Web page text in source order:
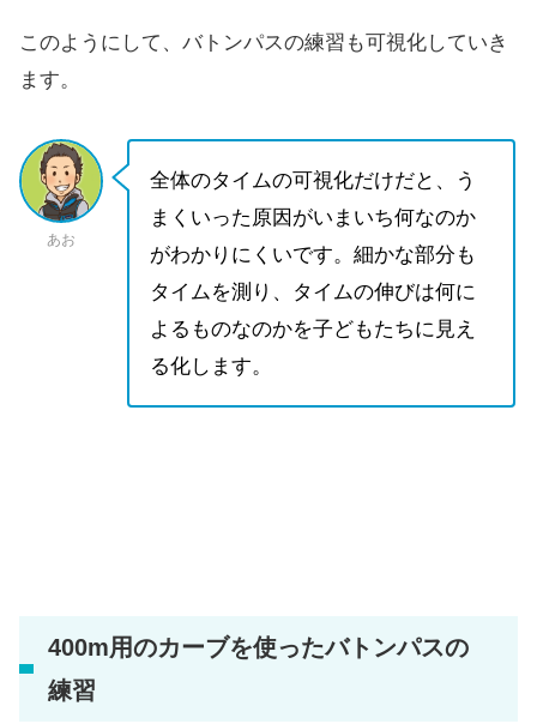
このようにして、バトンパスの練習も可視化していき
ます。
あお
全体のタイムの可視化だけだと、う
まくいった原因がいまいち何なのか
がわかりにくいです。細かな部分も
タイムを測り、タイムの伸びは何に
よるものなのかを子どもたちに見え
る化します。
400m用のカーブを使ったバトンパスの
練習